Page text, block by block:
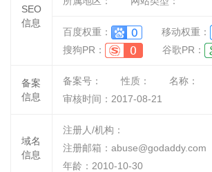
SEO
信息
百度权重：
移动权重：
搜狗PR：
谷歌PR：
备案
信息
备案号： 性质：
名称：
审核时间： 2017-08-21
域名
信息
注册人/机构：
注册邮箱：abuse@godaddy.com
年龄：2010-10-30